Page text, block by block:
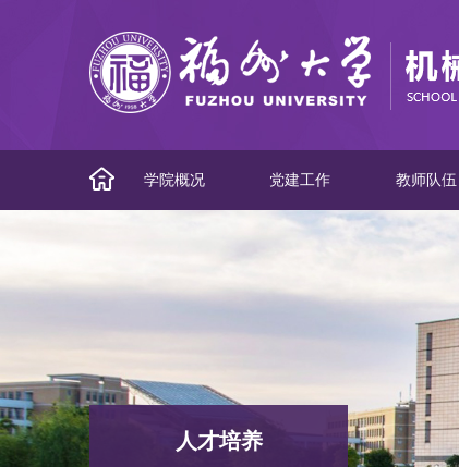
学院概况 党建工作 教师队伍
人才培养